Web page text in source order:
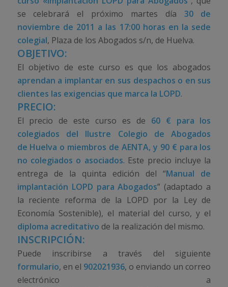
se celebrará el próximo martes día 30 de
noviembre de 2011 a las 17:00 horas en la sede
colegial, Plaza de los Abogados s/n, de Huelva.
OBJETIVO:
El objetivo de este curso es que los abogados
aprendan a implantar en sus despachos o en sus
clientes las exigencias que marca la LOPD.
PRECIO:
El precio de este curso es de 60 € para los
colegiados del Ilustre Colegio de Abogados
de Huelva o miembros de AENTA, y 90 € para los
no colegiados o asociados. Este precio incluye la
entrega de la quinta edición del “Manual de
implantación LOPD para Abogados” (adaptado a
la reciente reforma de la LOPD por la Ley de
Economía Sostenible), el material del curso, y el
diploma acreditativo de la realización del mismo.
INSCRIPCIÓN:
Puede inscribirse a través del siguiente
formulario, en el 902021936, o enviando un correo
electrónico a